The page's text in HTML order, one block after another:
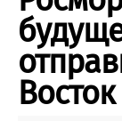
Судостроение
Пульс
Новости
Компании
Репутация
Восток